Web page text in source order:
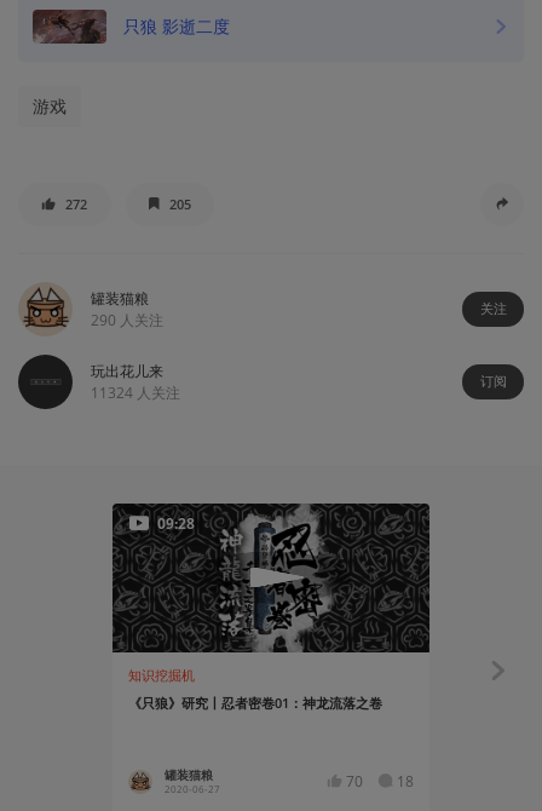
只狼 影逝二度
游戏
272 205
罐装猫粮
290 人关注
关注
玩出花儿来
11324 人关注
订阅
09:28
知识挖掘机
《只狼》研究丨忍者密卷01：神龙流落之卷
罐装猫粮
2020-06-27 70 18
玩出花儿来